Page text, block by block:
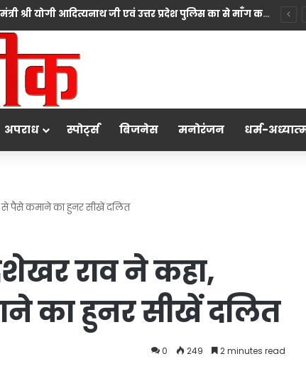
सिख समाज ने उत्तर प्रदेश के माननीय मुख्यमंत्री श्री योगी आदित्यनाथ जी एवं उत्तर प्रदेश पुलिस का से माँग करते हुए कहा कि प्रदेश सरकार सदैव सभी धर्मों की भावनाओं का सम्मान करते हुए न्याय सुनिश्चित करने के लिए प्रतिबद्ध है।
अपराध स्पोर्ट्स बिजनेस मनोरंजन धर्म-
से पैसे कमाने का हुनर सीखें दलित
राव ने कहा,
का हुनर सीखें दलित
0 249 2 minutes read